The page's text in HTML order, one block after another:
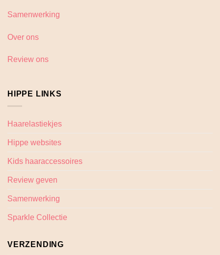
Samenwerking
Over ons
Review ons
HIPPE LINKS
Haarelastiekjes
Hippe websites
Kids haaraccessoires
Review geven
Samenwerking
Sparkle Collectie
VERZENDING